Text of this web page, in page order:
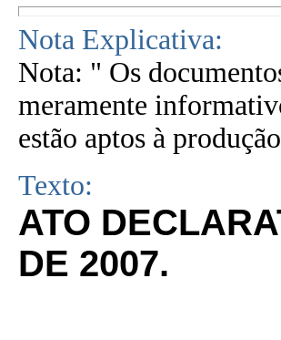
Nota Explicativa:
Nota: " Os
meramente
estão aptos à
Texto:
ATO
DE 2007.